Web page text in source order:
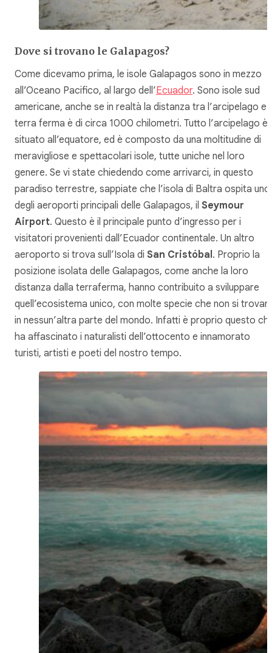
Dove si trovano le Galapagos?
Come dicevamo prima, le isole Galapagos sono in mezzo
all’Oceano Pacifico, al largo dell’Ecuador. Sono isole sud
americane, anche se in realtà la distanza tra l’arcipelago e
terra ferma è di circa 1000 chilometri. Tutto l’arcipelago è
situato all’equatore, ed è composto da una moltitudine di
meravigliose e spettacolari isole, tutte uniche nel loro
genere. Se vi state chiedendo come arrivarci, in questo
paradiso terrestre, sappiate che l’isola di Baltra ospita uno
degli aeroporti principali delle Galapagos, il Seymour
Airport. Questo è il principale punto d’ingresso per i
visitatori provenienti dall’Ecuador continentale. Un altro
aeroporto si trova sull’Isola di San Cristóbal. Proprio la
posizione isolata delle Galapagos, come anche la loro
distanza dalla terraferma, hanno contribuito a sviluppare
quell’ecosistema unico, con molte specie che non si
in nessun’altra parte del mondo. Infatti è proprio questo
ha affascinato i naturalisti dell’ottocento e innamorato
turisti, artisti e poeti del nostro tempo.